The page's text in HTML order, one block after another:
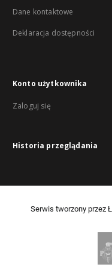
Dane kontaktowe
Deklaracja dostępności
Konto użytkownika
Zaloguj się
Historia przeglądania
Serwis tworzony przez